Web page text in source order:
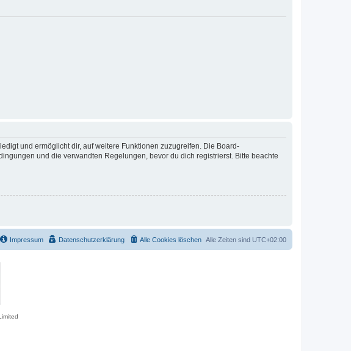
und ermöglicht dir, auf weitere Funktionen zuzugreifen. Die Board-
und die verwandten Regelungen, bevor du dich registrierst. Bitte beachte
Alle Zeiten sind UTC+02:00
Alle Cookies löschen
Datenschutzerklärung
Impressum